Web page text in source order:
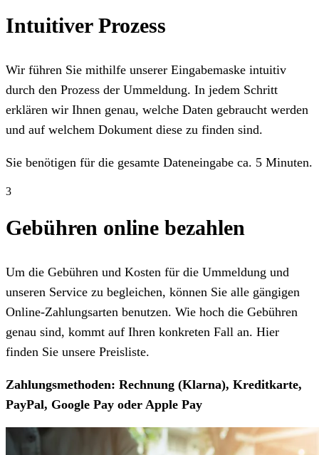
Intuitiver Prozess
Wir führen Sie mithilfe unserer Eingabemaske intuitiv
durch den Prozess der Ummeldung. In jedem Schritt
erklären wir Ihnen genau, welche Daten gebraucht werden
und auf welchem Dokument diese zu finden sind.
Sie benötigen für die gesamte Dateneingabe ca. 5 Minuten.
3
Gebühren online bezahlen
Um die Gebühren und Kosten für die Ummeldung und
unseren Service zu begleichen, können Sie alle gängigen
Online-Zahlungsarten benutzen. Wie hoch die Gebühren
genau sind, kommt auf Ihren konkreten Fall an. Hier
finden Sie unsere Preisliste.
Zahlungsmethoden: Rechnung (Klarna), Kreditkarte,
PayPal, Google Pay oder Apple Pay